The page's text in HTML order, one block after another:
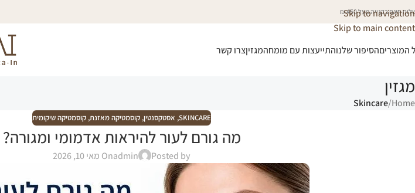
Skip to navigation
Skip to main content
חינם בקנייה מעל 450 ₪
המוצריםהסיפור שלנוהתייעצות עם מומחהמגזיןצרו קשר
מגזין
Home
/
Skincare
SKINCARE
, אסטקסנטין, קוסמטיקה מאזנת, קוסמטיקה שיקומית
מה גורם לעור להיראות אדמומי ומגורה?
Posted by
adminOn מאי 10, 2026